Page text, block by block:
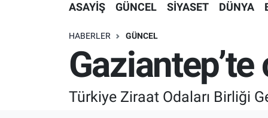
ASAYİŞ GÜNCEL SİYASET DÜNYA
HABERLER GÜNCEL
Gaziantep’te
Türkiye Ziraat Odaları Birliği